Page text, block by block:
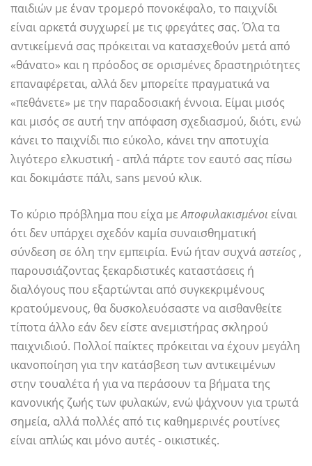
παιδιών με έναν τρομερό πονοκέφαλο, το παιχνίδι
είναι αρκετά συγχωρεί με τις φρεγάτες σας. Όλα τα
αντικείμενά σας πρόκειται να κατασχεθούν μετά από
«θάνατο» και η πρόοδος σε ορισμένες δραστηριότητες
επαναφέρεται, αλλά δεν μπορείτε πραγματικά να
«πεθάνετε» με την παραδοσιακή έννοια. Είμαι μισός
και μισός σε αυτή την απόφαση σχεδιασμού, διότι, ενώ
κάνει το παιχνίδι πιο εύκολο, κάνει την αποτυχία
λιγότερο ελκυστική - απλά πάρτε τον εαυτό σας πίσω
και δοκιμάστε πάλι, sans μενού κλικ.
Το κύριο πρόβλημα που είχα μεΑποφυλακισμένοι είναι
ότι δεν υπάρχει σχεδόν καμία συναισθηματική
σύνδεση σε όλη την εμπειρία. Ενώ ήταν συχνάαστείος ,
παρουσιάζοντας ξεκαρδιστικές καταστάσεις ή
διαλόγους που εξαρτώνται από συγκεκριμένους
κρατούμενους, θα δυσκολευόσαστε να αισθανθείτε
τίποτα άλλο εάν δεν είστε ανεμιστήρας σκληρού
παιχνιδιού. Πολλοί παίκτες πρόκειται να έχουν μεγάλη
ικανοποίηση για την κατάσβεση των αντικειμένων
στην τουαλέτα ή για να περάσουν τα βήματα της
κανονικής ζωής των φυλακών, ενώ ψάχνουν για τρωτά
σημεία, αλλά πολλές από τις καθημερινές ρουτίνες
είναι απλώς και μόνο αυτές - οικιστικές.